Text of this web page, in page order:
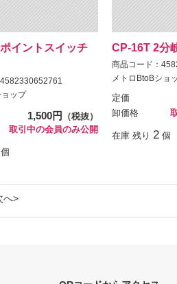
イントスイッチ
ップ
1,500円
（税抜）
取引中の会員のみ公開
個
CP-16T 2分
商品コード：
メトロBtoBショ
定価
卸価格
在庫 残り 2 個
へ